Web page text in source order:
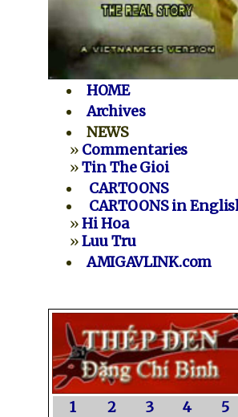
HOME
Archives
NEWS
» Commentaries
»Tin The Gioi
CARTOONS
CARTOONS in
»Hi Hoa
»Luu Tru
AMIGAVLINK.com
1 2 3 4
5